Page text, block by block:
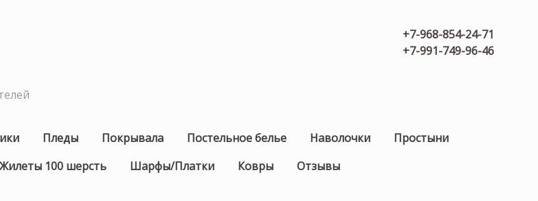
+7-968-854-24-71
+7-991-749-96-46
Пледы Покрывала Постельное белье Наволочки
Простыни
Жилеты 100 шерсть Шарфы/Платки Ковры
Отзывы